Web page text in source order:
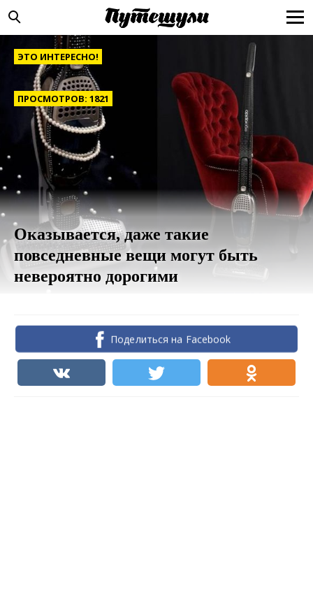
ЭТО ИНТЕРЕСНО!
ПРОСМОТРОВ: 1821
Оказывается, даже такие
повседневные вещи могут быть
невероятно дорогими
Поделиться на Facebook